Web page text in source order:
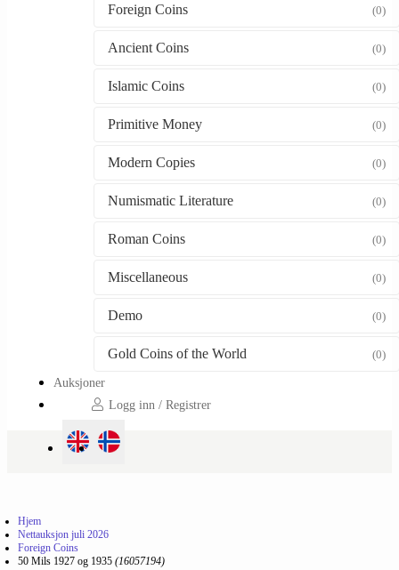
Foreign Coins (0)
Ancient Coins (0)
Islamic Coins (0)
Primitive Money (0)
Modern Copies (0)
Numismatic Literature (0)
Roman Coins (0)
Miscellaneous (0)
Demo (0)
Gold Coins of the World (0)
Auksjoner
Logg inn / Registrer
Hjem
Nettauksjon juli 2026
Foreign Coins
50 Mils 1927 og 1935 (16057194)